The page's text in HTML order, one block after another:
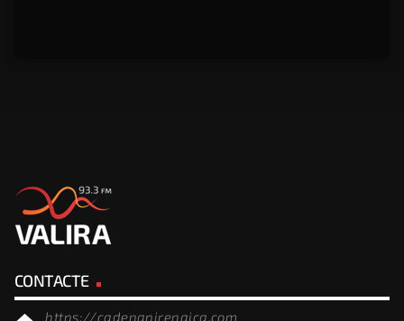
CONTACTE
https://cadenapirenaica.com